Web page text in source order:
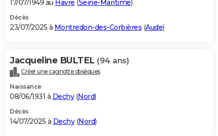
17/07/1949 au Havre (Seine-Maritime)
Décès
23/07/2025 à Montredon-des-Corbières (Aude)
Jacqueline BULTEL (94 ans)
Créer une cagnotte obsèques
Naissance
08/06/1931 à Dechy(Nord)
Décès
14/07/2025 à Dechy(Nord)